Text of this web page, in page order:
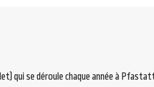
qui se déroule chaque année à